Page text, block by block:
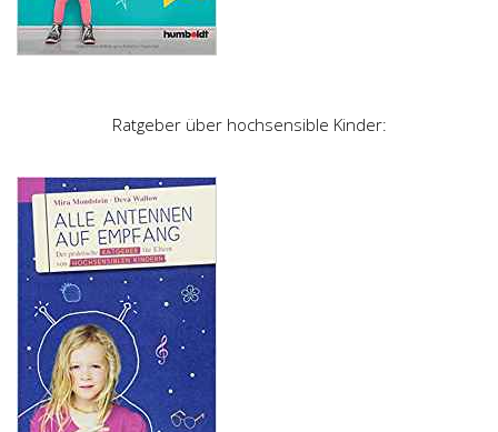
Ratgeber über hochsensible Kinder: